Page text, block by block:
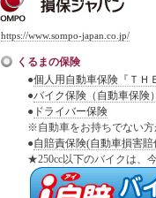
https://www.sompo-japan.co.jp/
くるまの保険
●個人用自動車保険『ＴＨ
●バイク保険（自動車保険）
● ドライバー保険
※自動車をお持ちでない
●自賠責保険(自動車損害
★250cc以下のバイクは、